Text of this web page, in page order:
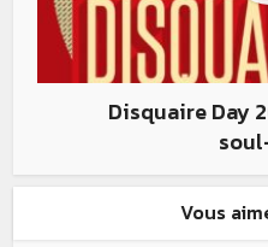
Disquaire Day
Vous